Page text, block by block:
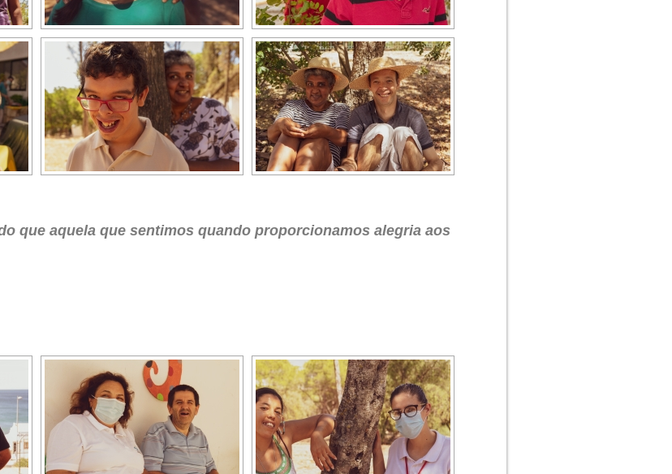
que aquela que sentimos quando proporcionamos alegria aos